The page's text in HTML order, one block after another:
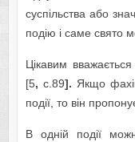
суспільства або
подію і саме свято
Цікавим
[5,c.89]. Якщо
події, то він
В одній події